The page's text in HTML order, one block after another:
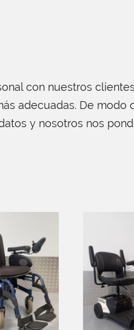
con nuestros
adecuadas. De modo
y nosotros nos